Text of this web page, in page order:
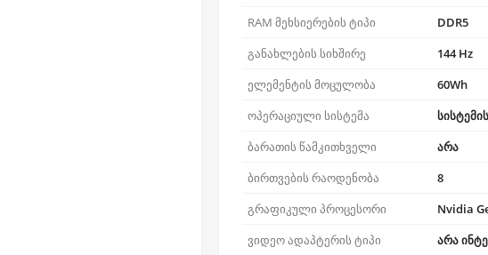
RAM მეხსიერების ტიპი
DDR5
განახლების სიხშირე
144 Hz
ელემენტის მოცულობა
60Wh
ოპერაციული სისტემა
ბარათის წამკითხველი
არა
ბირთვების რაოდენობა
8
გრაფიკული პროცესორი
Nvidia
ვიდეო ადაპტერის ტიპი
არა